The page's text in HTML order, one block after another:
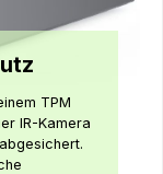
TPM
IR-Kamera